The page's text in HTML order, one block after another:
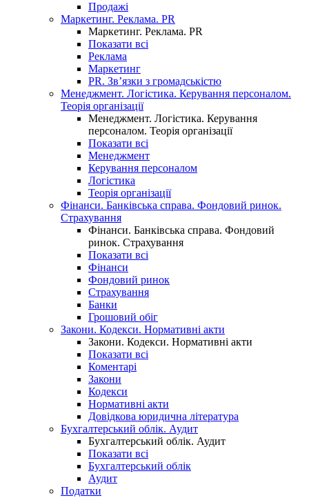
Продажі
Маркетинг. Реклама. PR
Маркетинг. Реклама. PR
Показати всі
Реклама
Маркетинг
PR. Зв’язки з громадськістю
Менеджмент. Логістика. Керування персоналом.
Теорія організації
Менеджмент. Логістика. Керування
персоналом. Теорія організації
Показати всі
Менеджмент
Керування персоналом
Логістика
Теорія організації
Фінанси. Банківська справа. Фондовий ринок.
Страхування
Фінанси. Банківська справа. Фондовий
ринок. Страхування
Показати всі
Фінанси
Фондовий ринок
Страхування
Банки
Грошовий обіг
Закони. Кодекси. Нормативні акти
Закони. Кодекси. Нормативні акти
Показати всі
Коментарі
Закони
Кодекси
Нормативні акти
Довідкова юридична література
Бухгалтерський облік. Аудит
Бухгалтерський облік. Аудит
Показати всі
Бухгалтерський облік
Аудит
Податки